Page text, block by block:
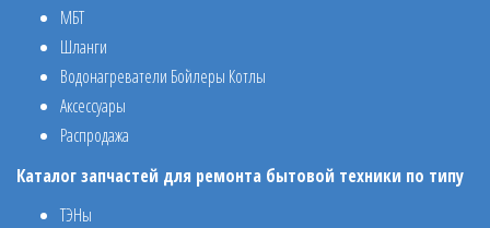
МБТ
Шланги
Водонагреватели Бойлеры Котлы
Аксессуары
Распродажа
Каталог запчастей для ремонта бытовой техники по типу
ТЭНы